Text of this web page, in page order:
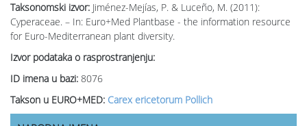
Taksonomski izvor: Jiménez-Mejías, P. & Luceño, M. (2011):
Cyperaceae. – In: Euro+Med Plantbase - the information resource
for Euro-Mediterranean plant diversity.
Izvor podataka o rasprostranjenju:
ID imena u bazi: 8076
Takson u EURO+MED: Carex ericetorum Pollich